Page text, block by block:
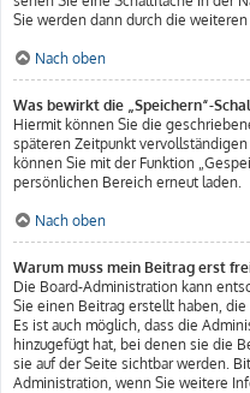
Sie werden dann durch die
Nach oben
Was bewirkt die „Speichern“-
Hiermit können Sie die
späteren Zeitpunkt
können Sie mit der Funktion
persönlichen Bereich erneut laden.
Nach oben
Warum muss mein Beitrag erst
Die Board-Administration kann
Sie einen Beitrag erstellt haben,
Es ist auch möglich, dass die
hinzugefügt hat, bei denen sie die
sie auf der Seite sichtbar werden.
Administration, wenn Sie weitere